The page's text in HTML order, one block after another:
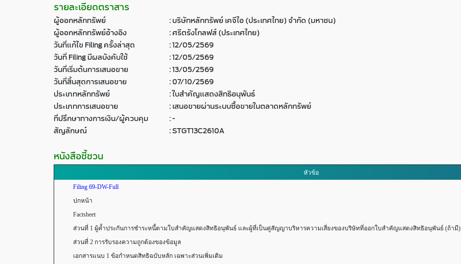
รายละเอียดตราสาร
ผู้ออกหลักทรัพย์ :บริษัทหลักทรัพย์ เคจีไอ (ประเทศไทย) จำกัด (มหาชน)
ผู้ออกหลักทรัพย์อ้างอิง
:ศรีตรังโกลฟส์ (ประเทศไทย)
วันที่แก้ไข Filing ครั้งล่าสุด
:12/05/2569
วันที่ Filing มีผลบังคับใช้
:12/05/2569
วันที่เริ่มต้นการเสนอขาย
:13/05/2569
วันที่สิ้นสุดการเสนอขาย
:07/10/2569
ประเภทหลักทรัพย์
:ใบสำคัญแสดงสิทธิอนุพันธ์
ประเภทการเสนอขาย
:เสนอขายผ่านระบบซื้อขายในตลาดหลักทรัพย์
ที่ปรึกษาทางการเงิน/ผู้ควบคุม
:-
สัญลักษณ์
:STGT13C2610A
หนังสือชี้ชวน
หัวข้อ
Filing 69-DW-Full
ปกหน้า
Factsheet
ส่วนที่ 1 ผู้ค้ำประกันการชำระหนี้ตามใบสำคัญแสดงสิทธิอนุพันธ์ และผู้ที่เป็นคู่สัญญาบริหารความเสี่ยงของบริษัทที่ออกใบสำคัญแสดงสิทธิอนุพันธ์ (ถ้ามี)
ส่วนที่ 2 การรับรองความถูกต้องของข้อมูล
เอกสารแนบ 1 ข้อกำหนดสิทธิฉบับหลัก เฉพาะส่วนเพิ่มเติม